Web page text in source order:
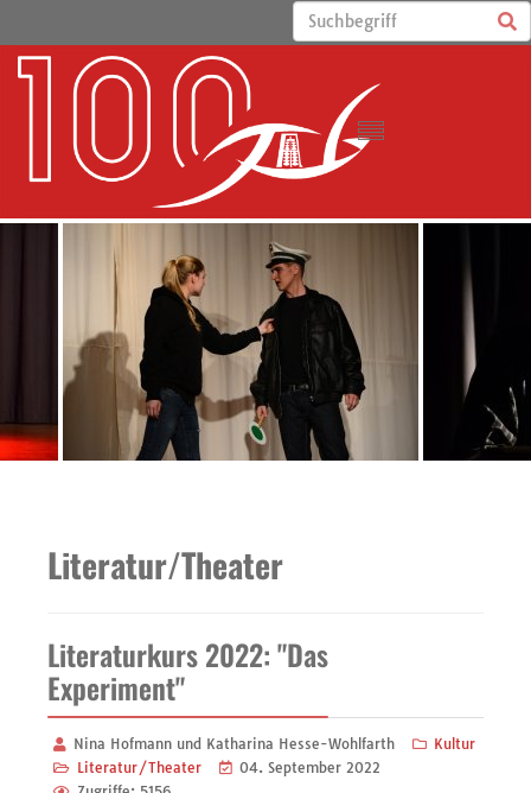
Literatur/Theater
Literaturkurs 2022: "Das
Experiment"
Nina Hofmann und Katharina Hesse-Wohlfarth
Kultur
Literatur/Theater
04. September 2022